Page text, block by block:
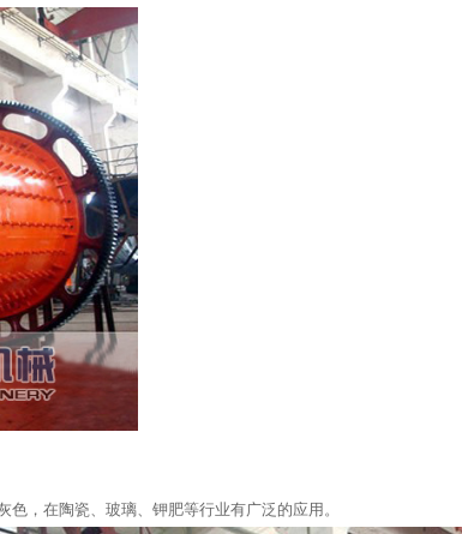
，在陶瓷、玻璃、钾肥等行业有广泛的应用。